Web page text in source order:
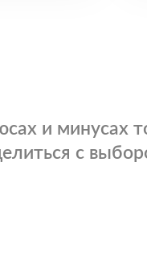
и минусах
с